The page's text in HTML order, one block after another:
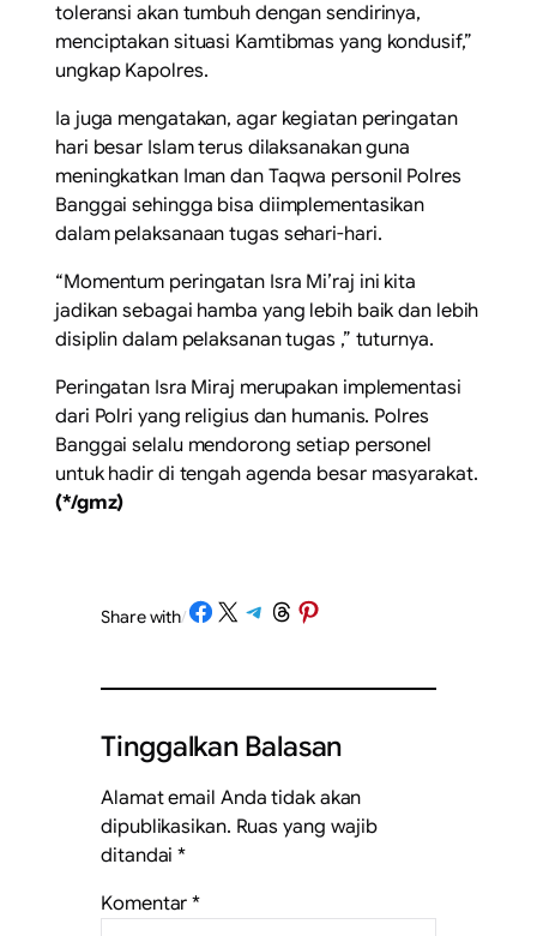
toleransi akan tumbuh dengan sendirinya,
menciptakan situasi Kamtibmas yang kondusif,”
ungkap Kapolres.
Ia juga mengatakan, agar kegiatan peringatan
hari besar Islam terus dilaksanakan guna
meningkatkan Iman dan Taqwa personil Polres
Banggai sehingga bisa diimplementasikan
dalam pelaksanaan tugas sehari-hari.
“Momentum peringatan Isra Mi’raj ini kita
jadikan sebagai hamba yang lebih baik dan lebih
disiplin dalam pelaksanan tugas ,” tuturnya.
Peringatan Isra Miraj merupakan implementasi
dari Polri yang religius dan humanis. Polres
Banggai selalu mendorong setiap personel
untuk hadir di tengah agenda besar masyarakat.
(*/gmz)
Share with/Share on Facebook
Share on X Share on Telegram
Share on Threads
Share on Pinterest
Tinggalkan Balasan
Alamat email Anda tidak akan
dipublikasikan. Ruas yang wajib
ditandai*
Komentar*